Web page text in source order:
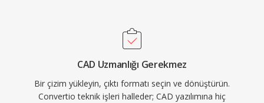
CAD Uzmanlığı Gerekmez
Bir çizim yükleyin, çıktı formatı seçin ve dönüştürün.
Convertio teknik işleri halleder; CAD yazılımına hiç